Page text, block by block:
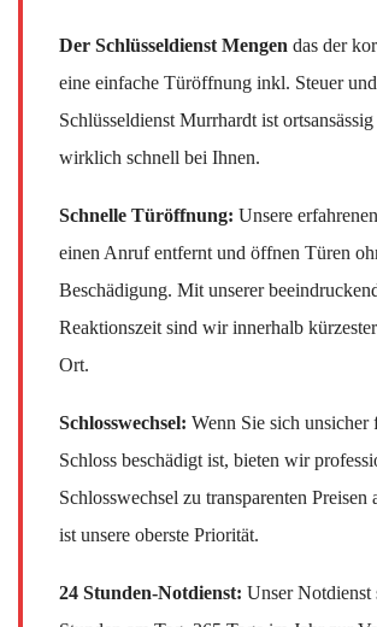
Der Schlüsseldienst Mengen das der
eine einfache Türöffnung inkl. Steuer
Schlüsseldienst Murrhardt ist
wirklich schnell bei Ihnen.
Schnelle Türöffnung: Unsere
einen Anruf entfernt und öffnen Türen
Beschädigung. Mit unserer
Reaktionszeit sind wir innerhalb
Ort.
Schlosswechsel: Wenn Sie sich unsicher
Schloss beschädigt ist, bieten wir
Schlosswechsel zu transparenten Preisen
ist unsere oberste Priorität.
24 Stunden-Notdienst: Unser Notdienst